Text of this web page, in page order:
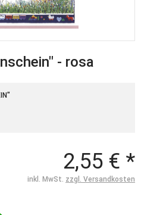
- rosa
2,55 € *
inkl. MwSt. zzgl. Versandkosten